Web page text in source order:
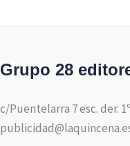
Grupo 28
c/Puentelarra 7 esc. der.